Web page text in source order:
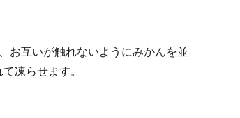
互いが触れないようにみかんを並
凍らせます。